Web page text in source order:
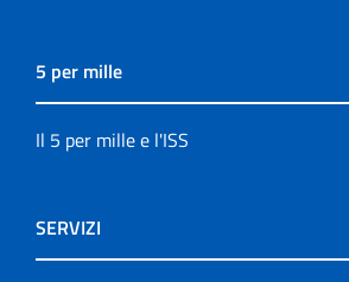
5 per mille
Il 5 per mille e l'ISS
SERVIZI